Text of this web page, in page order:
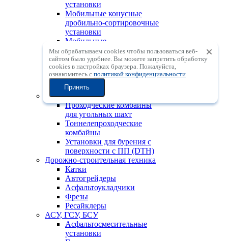
установки
Мобильные конусные
дробильно-сортировочные
установки
Мобильные
центробежные
дробильные установки с
вертикальным валом
Мобильные
сортировочные установки
Горно-шахтная техника
Проходческие комбайны
для угольных шахт
Тоннелепроходческие
комбайны
Установки для бурения с
поверхности с ПП (DTH)
Дорожно-строительная техника
Катки
Автогрейдеры
Асфальтоукладчики
Фрезы
Ресайклеры
АСУ, ГСУ, БСУ
Асфальтосмесительные
установки
Мы обрабатываем cookies чтобы пользоваться веб-
сайтом было удобнее. Вы можете запретить обработку
сookies в настройках браузера. Пожалуйста,
ознакомитесь с политикой конфиденциальности
Принять